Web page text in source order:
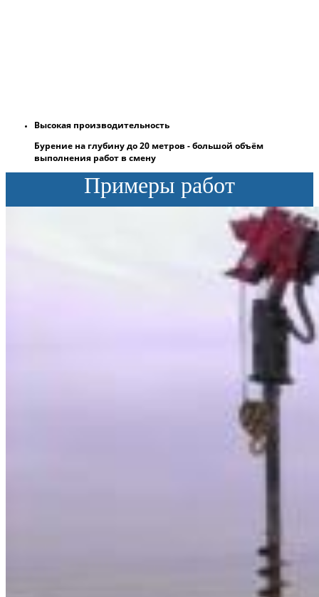
Высокая производительность
Бурение на глубину до 20 метров - большой объём
выполнения работ в смену
Примеры работ